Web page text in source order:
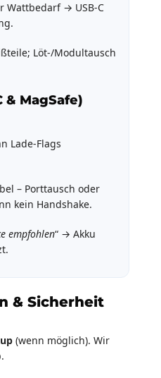
Wattbedarf → USB-C
Löt-/Modultausch
& MagSafe)
Lade-Flags
– Porttausch oder
kein Handshake.
empfohlen“ → Akku
& Sicherheit
(wenn möglich). Wir